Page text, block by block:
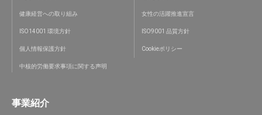
健康経営への取り組み 女性の活躍推進宣言
ISO14001 環境方針 ISO9001 品質方針
個人情報保護方針 Cookieポリシー
中核的労働要求事項に関する声明
事業紹介